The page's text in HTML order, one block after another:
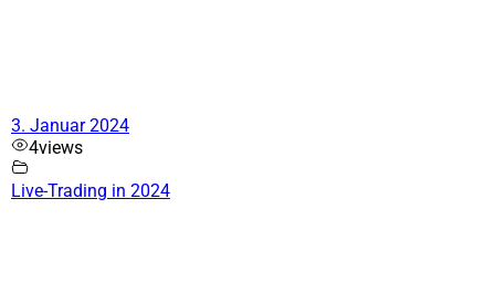
3. Januar 2024
4views
Live-Trading in 2024